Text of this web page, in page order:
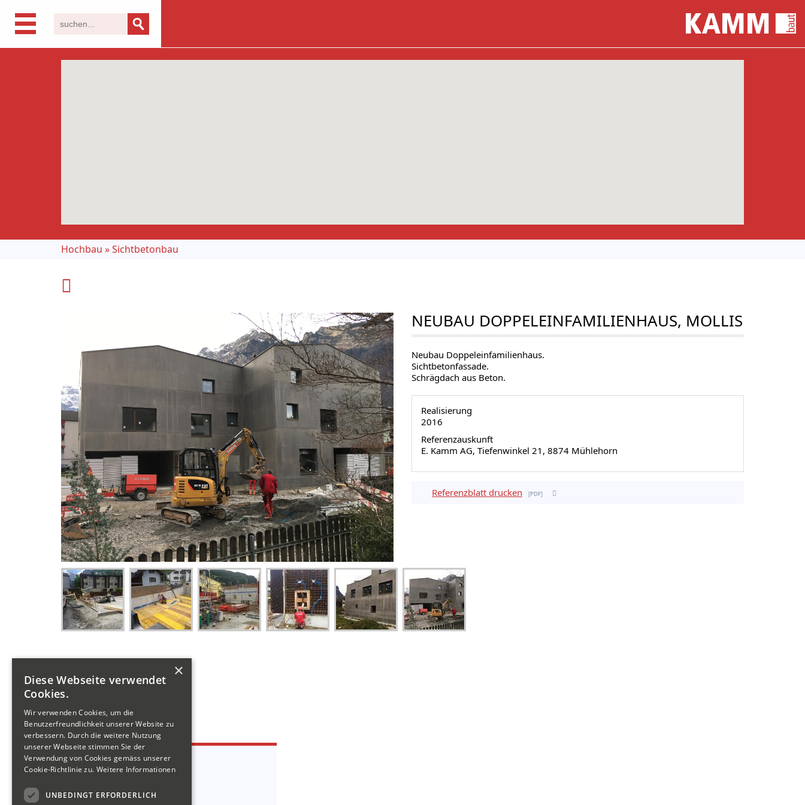
Hochbau »Sichtbetonbau
NEUBAU DOPPELEINFAMILIENHAUS, MOLLIS
Neubau Doppeleinfamilienhaus.
Sichtbetonfassade.
Schrägdach aus Beton.
Realisierung
2016
Referenzauskunft
E. Kamm AG, Tiefenwinkel 21, 8874 Mühlehorn
Referenzblatt drucken pdf
KONTAKT
in BelangenHOCHBAU
Tel. +41 55 614 61 00
×
Diese Webseite verwendet
Cookies.
Wir verwenden Cookies, um die
Benutzerfreundlichkeit unserer Website zu
verbessern. Durch die weitere Nutzung
unserer Webseite stimmen Sie der
Verwendung von Cookies gemäss unserer
Cookie-Richtlinie zu. Weitere Informationen
UNBEDINGT ERFORDERLICH